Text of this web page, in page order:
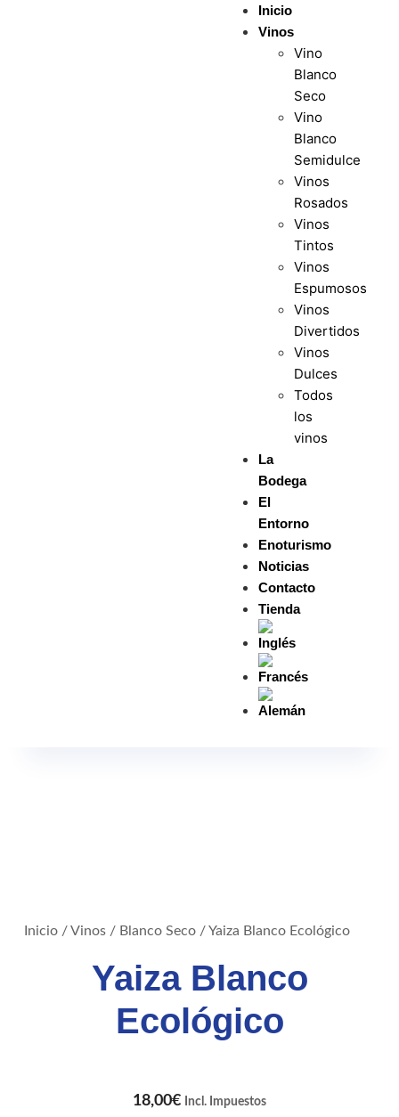
Inicio
Vinos
Vino
Blanco
Seco
Vino
Blanco
Semidulce
Vinos
Rosados
Vinos
Tintos
Vinos
Espumosos
Vinos
Divertidos
Vinos
Dulces
Todos
los
vinos
La
Bodega
El
Entorno
Enoturismo
Noticias
Contacto
Tienda
Inicio/Vinos/ Blanco Seco/ Yaiza Blanco Ecológico
Yaiza Blanco
Ecológico
18,00€ Incl. Impuestos